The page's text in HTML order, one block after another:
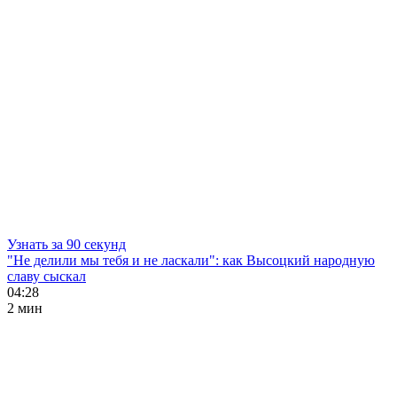
Узнать за 90 секунд
"Не делили мы тебя и не ласкали": как Высоцкий народную
славу сыскал
04:28
2 мин